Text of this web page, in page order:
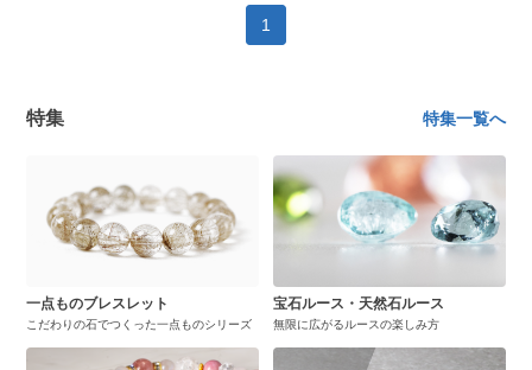
1
特集 特集一覧へ
一点ものブレスレット
こだわりの石でつくった一点ものシリーズ
宝石ルース・天然石ルース
無限に広がるルースの楽しみ方